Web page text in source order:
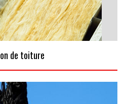
de toiture